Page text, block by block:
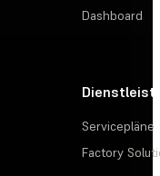
Dashboard
Servicepläne
Factory